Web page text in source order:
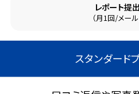
レポート提出
（月1回/メール
スタンダード